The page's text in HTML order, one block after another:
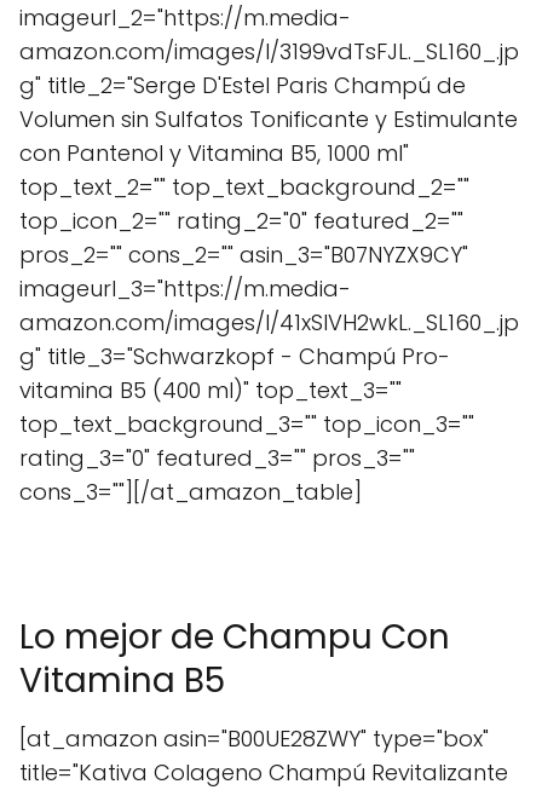
imageurl_2="https://m.media-
amazon.com/images/I/3199vdTsFJL._SL160_.jp
g" title_2="Serge D'Estel Paris Champú de
Volumen sin Sulfatos Tonificante y Estimulante
con Pantenol y Vitamina B5, 1000 ml"
top_text_2="" top_text_background_2=""
top_icon_2="" rating_2="0" featured_2=""
pros_2="" cons_2="" asin_3="B07NYZX9CY"
imageurl_3="https://m.media-
amazon.com/images/I/41xSIVH2wkL._SL160_.jp
g" title_3="Schwarzkopf - Champú Pro-
vitamina B5 (400 ml)" top_text_3=""
top_text_background_3="" top_icon_3=""
rating_3="0" featured_3="" pros_3=""
cons_3=""][/at_amazon_table]
Lo mejor de Champu Con
Vitamina B5
[at_amazon asin="B00UE28ZWY" type="box"
title="Kativa Colageno Champú Revitalizante